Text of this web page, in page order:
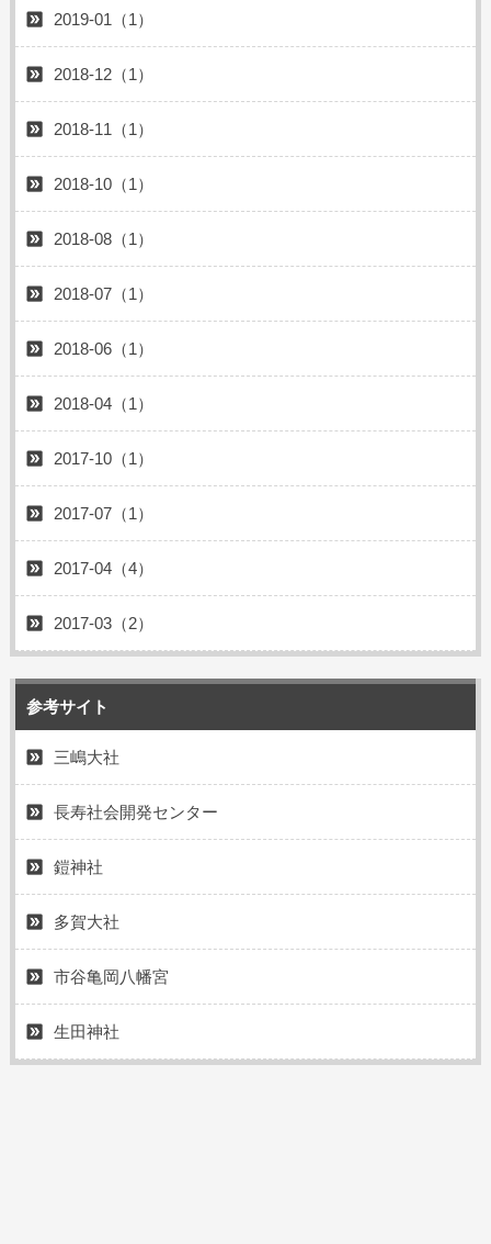
2019-01（1）
2018-12（1）
2018-11（1）
2018-10（1）
2018-08（1）
2018-07（1）
2018-06（1）
2018-04（1）
2017-10（1）
2017-07（1）
2017-04（4）
2017-03（2）
参考サイト
三嶋大社
長寿社会開発センター
鎧神社
多賀大社
市谷亀岡八幡宮
生田神社